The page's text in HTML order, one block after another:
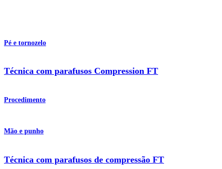
Pé e tornozelo
Técnica com parafusos Compression FT
Procedimento
Mão e punho
Técnica com parafusos de compressão FT